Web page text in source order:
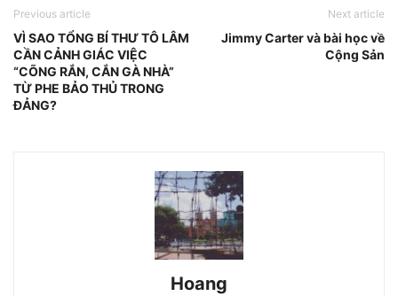
Previous article
VÌ SAO TỔNG BÍ THƯ TÔ LÂM
CẦN CẢNH GIÁC VIỆC
“CÕNG RẮN, CẮN GÀ NHÀ”
TỪ PHE BẢO THỦ TRONG
ĐẢNG?
Next article
Jimmy Carter và bài học về
Cộng Sản
Hoang